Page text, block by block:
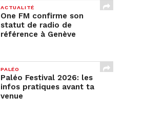
ACTUALITÉ
One FM confirme son
statut de radio de
référence à Genève
PALÉO
Paléo Festival 2026: les
infos pratiques avant ta
venue